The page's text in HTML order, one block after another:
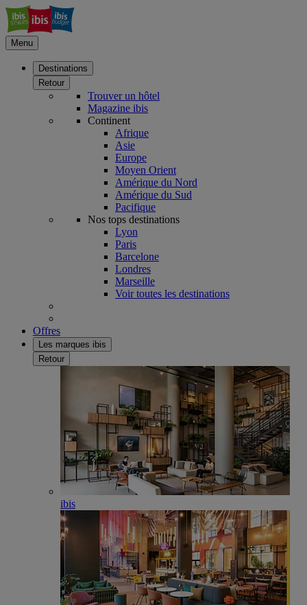
Menu
Destinations
Retour
Trouver un hôtel
Magazine ibis
Continent
Afrique
Asie
Europe
Moyen Orient
Amérique du Nord
Amérique du Sud
Pacifique
Nos tops destinations
Lyon
Paris
Barcelone
Londres
Marseille
Voir toutes les destinations
Offres
Les marques ibis
Retour
ibis